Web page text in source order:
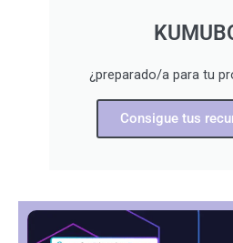
¿preparado/a para tu
Consigue tus